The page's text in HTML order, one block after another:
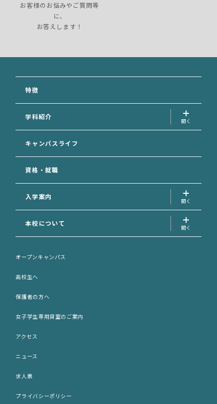
お客様のお悩みやご質問等
に、
お答えします！
特徴
学科紹介
犬の美容学科
愛玩動物看護学科
専攻科
キャンパスライフ
資格・就職
入学案内
入学案内トップ
資料請求フォーム
AO面談申込フォーム
AO選考エントリーシート (印刷用)
出願願書 (印刷用)
本校について
歴史・沿革
施設紹介
アクセス
オープンキャンパス
高校生へ
保護者の方へ
女子学生専用貸室のご案内
アクセス
ニュース
求人票
プライバシーポリシー